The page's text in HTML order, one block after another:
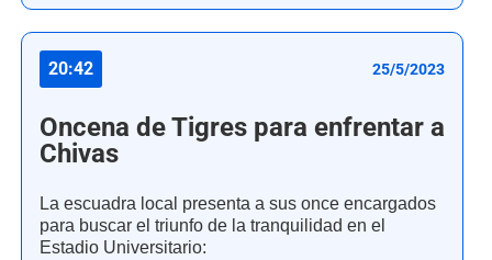
20:42 25/5/2023
Oncena de Tigres para enfrentar a
Chivas
La escuadra local presenta a sus once encargados
para buscar el triunfo de la tranquilidad en el
Estadio Universitario: